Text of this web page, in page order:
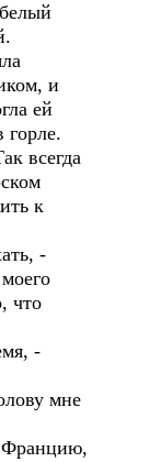
и
ей
горле.
всегда
к
-
что
-
мне
Францию,